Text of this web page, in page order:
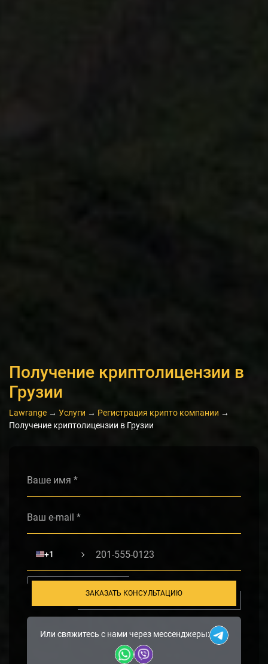
Получение криптолицензии в
Грузии
Lawrange → Услуги → Регистрация крипто компании →
Получение криптолицензии в Грузии
🇺🇸+1
ЗАКАЗАТЬ КОНСУЛЬТАЦИЮ
Или свяжитесь с нами через мессенджеры: